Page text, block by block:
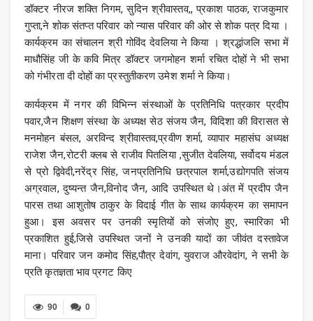
डॉक्टर नीरज शक्ति निगम, सुदिन श्रीवास्तव,, प्रकाश पाठक, राजकुमार
गुप्ता,ने शोक संतप्त परिवार को न्यास परिवार की ओर से शोक पत्र दिया ।
कार्यक्रम का संचालन श्री गोविंद देवलिया ने किया । श्रद्धांजलि सभा में
माधौसिंह जी के कवि मित्र डॉक्टर जगमोहन शर्मा रचित दोहों ने भी सभा
को गंभीरता दी दोहों का प्रस्तुतीकरण उमेश शर्मा ने किया।
कार्यक्रम में नगर की विभिन्न संस्थाओं के प्रतिनिधि पत्रकार प्रदीप
पवार,जैन शिक्षण संस्था के अध्यक्ष सेठ संजय जैन, विदिशा की विरासत से
मनमोहन बंसल, अरविन्द श्रीवास्तव,प्रवीण शर्मा, व्यापार महासंघ अध्यक्ष
राजेश जैन,रोटरी क्लब से राजीव पितलिया ,सुजीत देवलिया, सर्वोदय मंडल
से प्रो द्विवेदी,नरेंद्र सिंह, जनप्रतिनिधि छत्रपाल शर्मा,उद्योगपति संजय
अग्रवाल, दुष्यन्त जैन,विनोद जैन, आदि उपस्थित थे।अंत में प्रदीप जैन
पारस तथा आशुतोष ठाकुर के विदाई गीत के साथ कार्यक्रम का समापन
हुआ। इस अवसर पर उनकी स्मृतियों को संजोए हुए, स्मारिका भी
प्रकाशित हुई,जिसे उपस्थित जनों ने उनकी यादों का जीवंत दस्तावेज
माना। परिवार जन कमोद सिंह,पौत्र देवांग, युवराज औरवेदांग, ने सभी के
प्रति कृतज्ञता भाव प्रगट किए
0
90